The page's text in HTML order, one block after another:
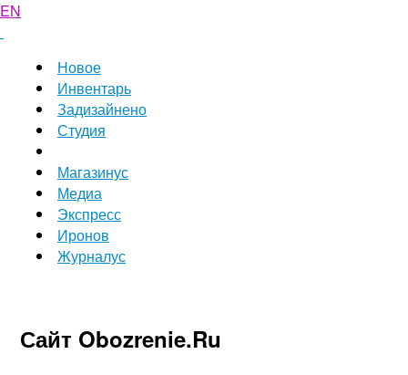
EN
Новое
Инвентарь
Задизайнено
Студия
Магазинус
Медиа
Экспресс
Иронов
Журналус
Сайт Obozrenie.Ru